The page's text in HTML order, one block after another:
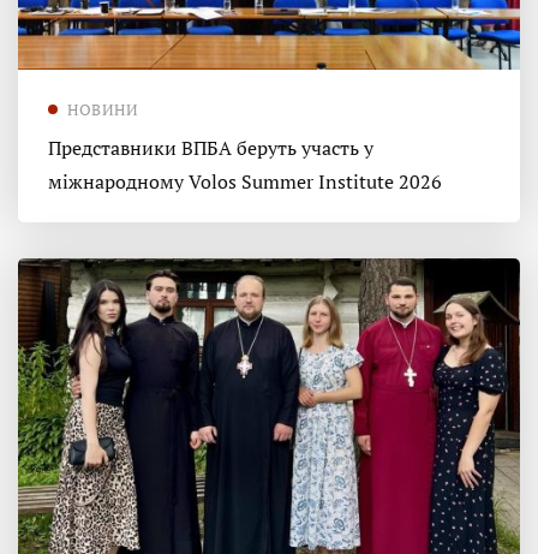
НОВИНИ
Представники ВПБА беруть участь у
міжнародному Volos Summer Institute 2026